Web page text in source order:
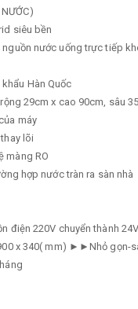
siêu bền
nguồn nước uống trực tiếp
Hàn Quốc
29cm x cao 90cm, sâu
máy
lõi
màng RO
hợp nước tràn ra sàn nhà
điện 220V chuyển thành 24V
x 340( mm) ►►Nhỏ gọn-